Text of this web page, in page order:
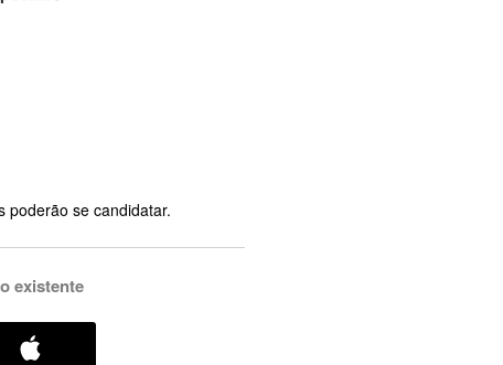
poderão se candidatar.
existente